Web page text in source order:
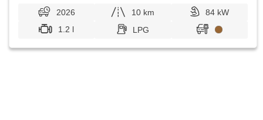
2026 10 km
84 kW
1.2 l
LPG